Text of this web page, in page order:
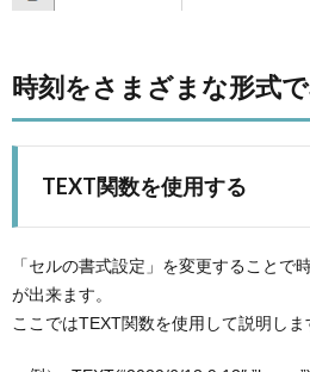
時刻をさまざまな形式
TEXT関数を使用する
「セルの書式設定」を変更することで
が出来ます。
ここではTEXT関数を使用して説明しま